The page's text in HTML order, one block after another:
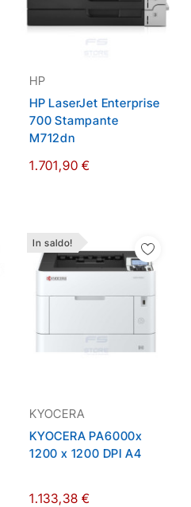
HP
HP LaserJet Enterprise
700 Stampante
M712dn
1.701,90 €
In saldo!
KYOCERA
KYOCERA PA6000x
1200 x 1200 DPI A4
1.133,38 €